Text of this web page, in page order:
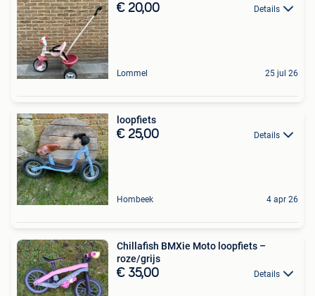
€ 20,00 Details
Lommel 25 jul 26
loopfiets
€ 25,00 Details
Hombeek 4 apr 26
Chillafish BMXie Moto loopfiets –
roze/grijs
€ 35,00 Details